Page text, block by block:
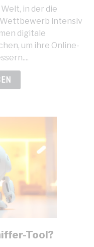
in der die
intensiv
digitale
um ihre Online-
Tool?